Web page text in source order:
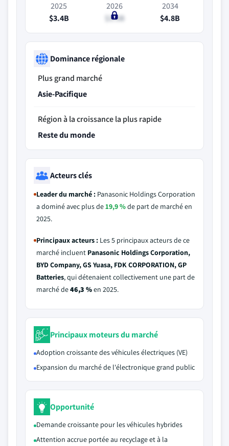
2025
$3.4B
2026
$3.5B
2034
$4.8B
Dominance régionale
Plus grand marché
Asie-Pacifique
Région à la croissance la plus rapide
Reste du monde
Acteurs clés
Leader du marché : Panasonic Holdings Corporation
a dominé avec plus de19,9 %de part de marché en
2025.
Principaux acteurs : Les 5 principaux acteurs de ce
marché incluent Panasonic Holdings Corporation,
BYD Company, GS Yuasa, FDK CORPORATION, GP
Batteries, qui détenaient collectivement une part de
marché de46,3 %en 2025.
Principaux moteurs du marché
Adoption croissante des véhicules électriques (VE)
Expansion du marché de l'électronique grand public
Opportunité
Demande croissante pour les véhicules hybrides
Attention accrue portée au recyclage et à la